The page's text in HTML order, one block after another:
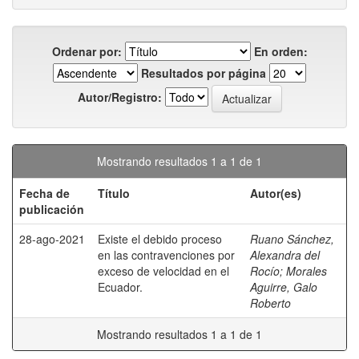
Ordenar por:
En orden:
Resultados por página
Autor/Registro:
Mostrando resultados 1 a 1 de 1
Fecha de
publicación
Título Autor(es)
28-ago-2021
Existe el debido proceso
en las contravenciones por
exceso de velocidad en el
Ecuador.
Ruano Sánchez,
Alexandra del
Rocío; Morales
Aguirre, Galo
Roberto
Mostrando resultados 1 a 1 de 1